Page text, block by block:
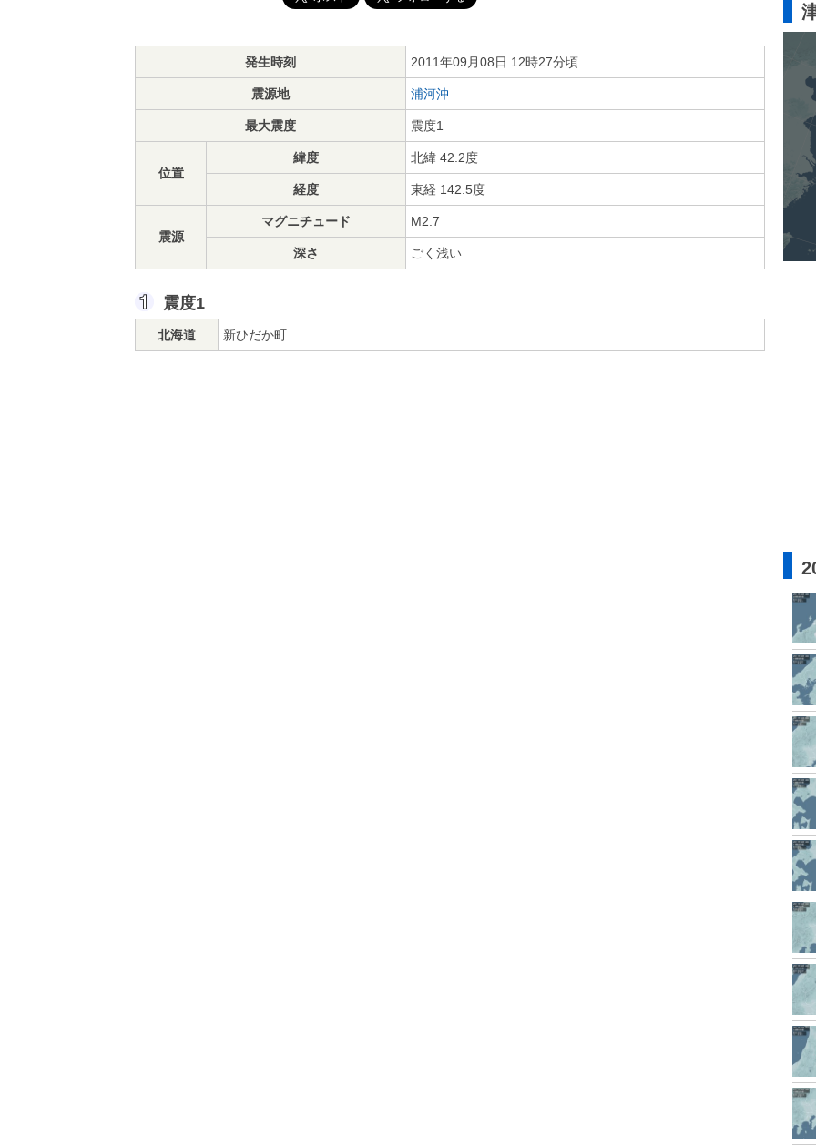
発生時刻 2011年09月08日 12時27分頃
震源地 浦河沖
最大震度 震度1
位置
緯度 北緯 42.2度
経度 東経 142.5度
震源
マグニチュード M2.7
深さ ごく浅い
震度1
北海道 新ひだか町